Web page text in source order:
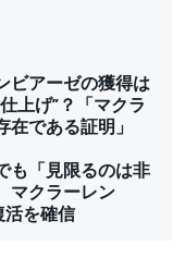
ビアーゼの獲得は
上げ”？「マクラ
在である証明」
も「見限るのは非
マクラーレン
活を確信